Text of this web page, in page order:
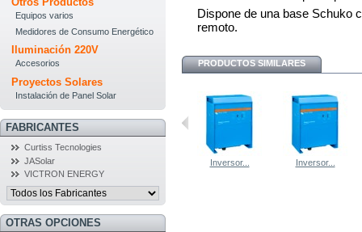
Equipos varios
Medidores de Consumo Energético
Iluminación 220V
Accesorios
Proyectos Solares
Instalación de Panel Solar
FABRICANTES
Curtiss Tecnologies
JASolar
VICTRON ENERGY
OTRAS OPCIONES
Dispone de una base Schuko
remoto.
PRODUCTOS SIMILARES
Inversor... Inversor... Inversor...